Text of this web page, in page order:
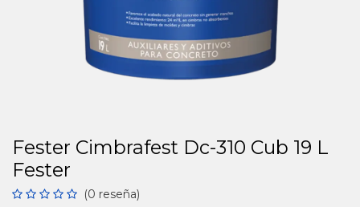
Fester Cimbrafest Dc-310 Cub 19 L
Fester
(0 reseña)